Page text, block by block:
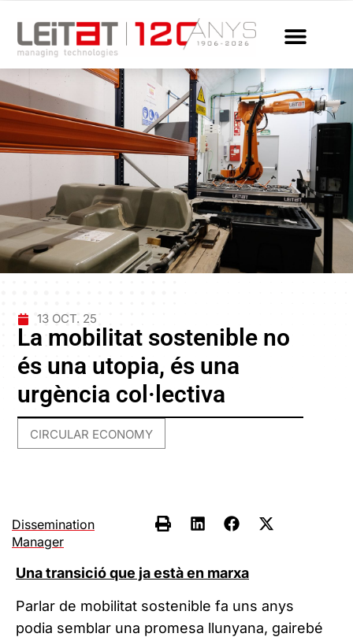
13 OCT. 25
La mobilitat sostenible no
és una utopia, és una
urgència col·lectiva
CIRCULAR ECONOMY
Dissemination
Manager
Una transició que ja està en marxa
Parlar de mobilitat sostenible fa uns anys
podia semblar una promesa llunyana, gairebé